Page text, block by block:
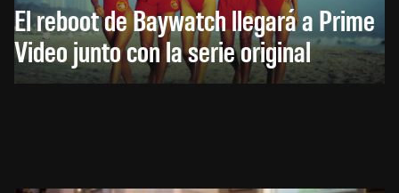
El reboot de Baywatch llegará a Prime
Video junto con la serie original